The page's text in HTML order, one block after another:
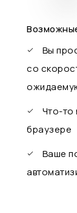
Вы
со
Что-то
браузере
Ваше